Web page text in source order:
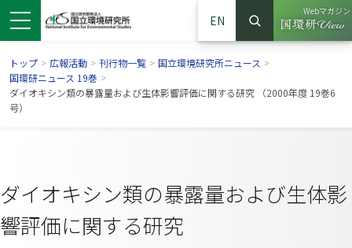
EN
サイト内検索
検索
Webマガジン
（別ウイ
トップ > 広報活動 > 刊行物一覧 > 国立環境研究所ニュース >
国環研ニュース 19巻 >
ダイオキシン類の暴露量および生体影響評価に関する研究 （2000年度 19巻6
号）
ダイオキシン類の暴露量および生体影
響評価に関する研究